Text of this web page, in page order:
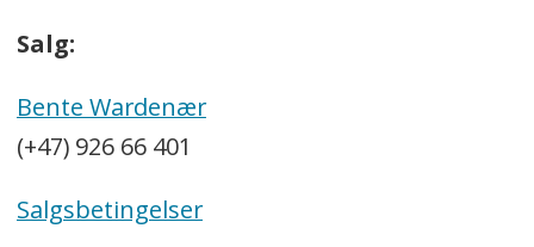
Salg:
Bente Wardenær
(+47) 926 66 401
Salgsbetingelser